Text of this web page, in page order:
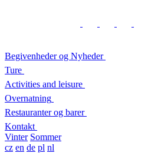
Begivenheder og Nyheder
Ture
Activities and leisure
Overnatning
Restauranter og barer
Kontakt
Vinter Sommer
cz en de pl nl